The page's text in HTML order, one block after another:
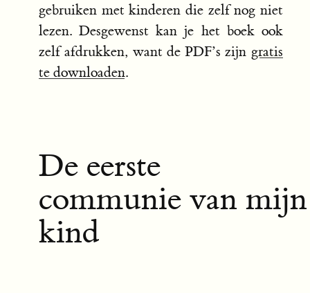
gebruiken met kinderen die zelf nog niet
lezen. Desgewenst kan je het boek ook
zelf afdrukken, want de PDF’s zijn gratis
te downloaden.
De eerste
communie van mijn
kind